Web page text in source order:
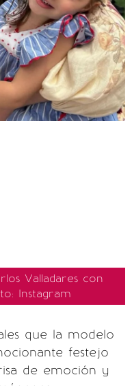
Valladares con
Instagram
que la modelo
festejo
de emoción y